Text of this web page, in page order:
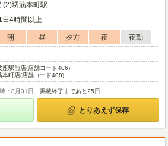
(2)堺筋本町駅
日4時間以上
朝 昼 夕方 夜
夜勤
座駅前店(店舗コード406)
本町店(店舗コード408)
：8月31日 掲載終了まであと25日
とりあえず保存